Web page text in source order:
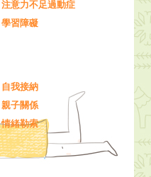
注意力不足過動症
學習障礙
自我接納
親子關係
情緒勒索